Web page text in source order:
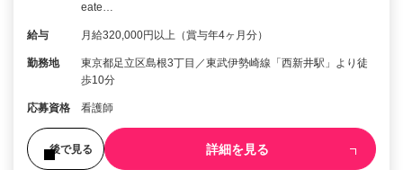
eate…
給与 月給320,000円以上（賞与年4ヶ月分）
勤務地
東京都足立区島根3丁目／東武伊勢崎線「西新井駅」より徒
歩10分
応募資格 看護師
後で見る 詳細を見る